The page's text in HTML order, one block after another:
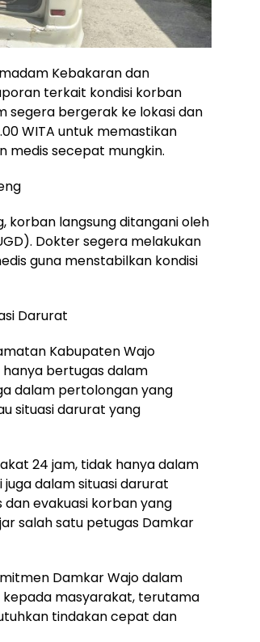
Kebakaran dan
terkait kondisi korban
segera bergerak ke lokasi dan
WITA untuk memastikan
medis secepat mungkin.
korban langsung ditangani oleh
Dokter segera melakukan
guna menstabilkan kondisi
Darurat
Kabupaten Wajo
bertugas dalam
dalam pertolongan yang
situasi darurat yang
24 jam, tidak hanya dalam
dalam situasi darurat
evakuasi korban yang
salah satu petugas Damkar
Damkar Wajo dalam
masyarakat, terutama
tindakan cepat dan